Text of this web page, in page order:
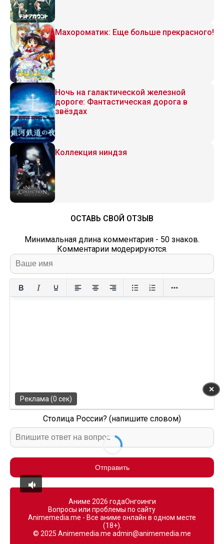
Махороматик: Еще больше прекрасного!
Ночь на галактической железной
дороге: Фантастическая дорога в
звёздах
Коллекция ниндзя
ОСТАВЬ СВОЙ ОТЗЫВ
Минимальная длина комментария - 50 знаков.
Комментарии модерируются.
Столица России? (напишите словом)
Отправить
Аниме 2026 годаОнгоинги
Вопросы или проблемы по сайту
Animemedia.me - Все аниме онлайн в одном месте
(18+).
© 2025 Animemedia.me admin@animemedia.me
✕
Реклама (0 сек)